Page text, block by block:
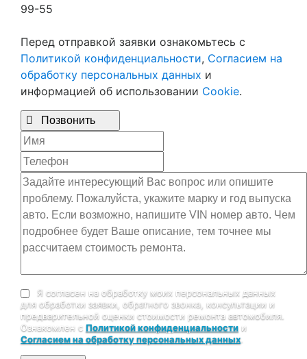
99-55
Перед отправкой заявки ознакомьтесь с
Политикой конфиденциальности, Согласием на
обработку персональных данных и
информацией об использовании Cookie.
 Позвонить
Я согласен на обработку моих персональных данных
для обработки заявки, обратного звонка, консультации и
предварительной оценки стоимости ремонта автомобиля.
Ознакомлен с Политикой конфиденциальности и
Согласием на обработку персональных данных